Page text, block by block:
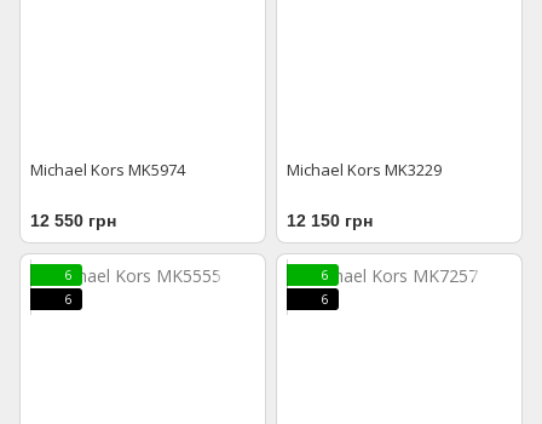
Michael Kors MK5974
12 550 грн
Michael Kors MK3229
12 150 грн
6
6
6
6